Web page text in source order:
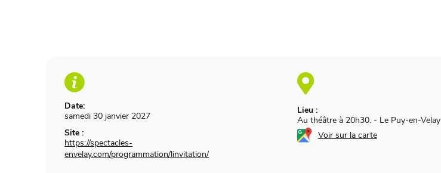
Date:
samedi 30 janvier 2027
Site :
https://spectacles-
envelay.com/programmation/linvitation/
Lieu :
Au théâtre à 20h30. - Le Puy-en-Velay
Voir sur la carte